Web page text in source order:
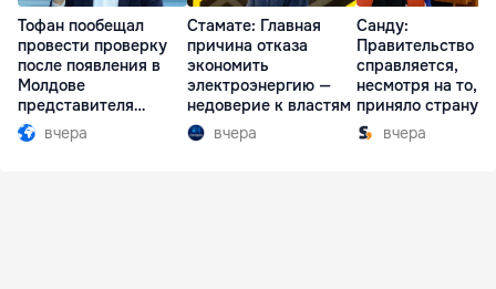
Тофан пообещал
провести проверку
после появления в
Молдове
представителя
Южной Осетии
вчера
Стамате: Главная
причина отказа
экономить
электроэнергию —
недоверие к властям
вчера
Санду:
Правительство
справляется,
несмотря на то,
приняло страну в
разгар кризиса
вчера